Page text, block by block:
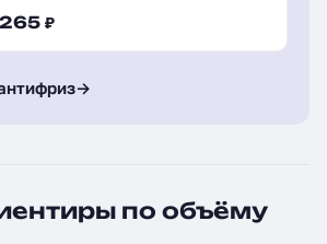
₽
→
по объёму